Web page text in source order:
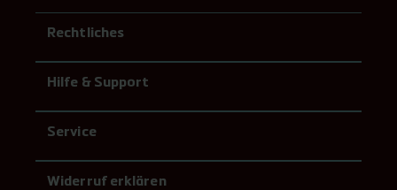
Rechtliches
Hilfe & Support
Service
Widerruf erklären